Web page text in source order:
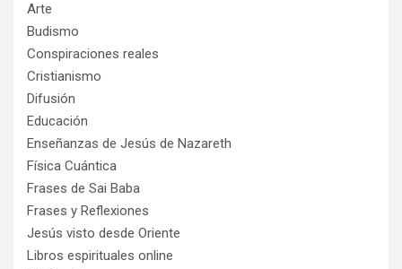
Arte
Budismo
Conspiraciones reales
Cristianismo
Difusión
Educación
Enseñanzas de Jesús de Nazareth
Física Cuántica
Frases de Sai Baba
Frases y Reflexiones
Jesús visto desde Oriente
Libros espirituales online